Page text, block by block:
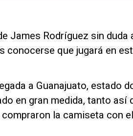
James Rodríguez sin
conocerse que jugará en
a Guanajuato, estado
en gran medida, tanto
la camiseta con